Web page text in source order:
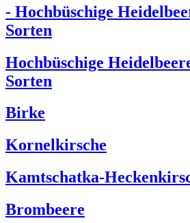
- Hochbüschige
Sorten
Hochbüschige
Sorten
Birke
Kornelkirsche
Kamtschatka-
Brombeere